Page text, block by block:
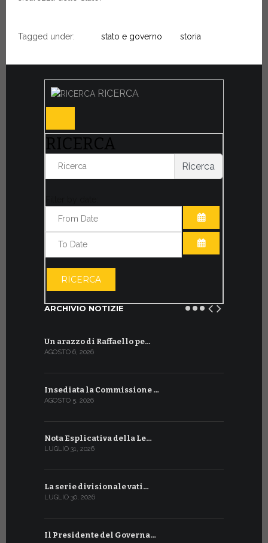
Tagged under: stato e governo storia
RICERCA
RICERCA
Ricerca
APRI IL
RICERCA
ARCHIVIO NOTIZIE
Un arazzo di Raffaello pe…
AGOSTO 6, 2026
Insediata la Commissione …
AGOSTO 5, 2026
Nota Esplicativa della Le…
LUGLIO 31, 2026
La serie divisionale vati…
LUGLIO 30, 2026
Il Presidente del Governa…